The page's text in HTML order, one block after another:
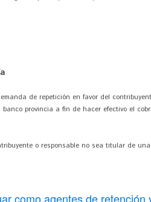
de repetición en favor del
provincia a fin de hacer efectivo el
o responsable no sea titular de
como agentes de retención